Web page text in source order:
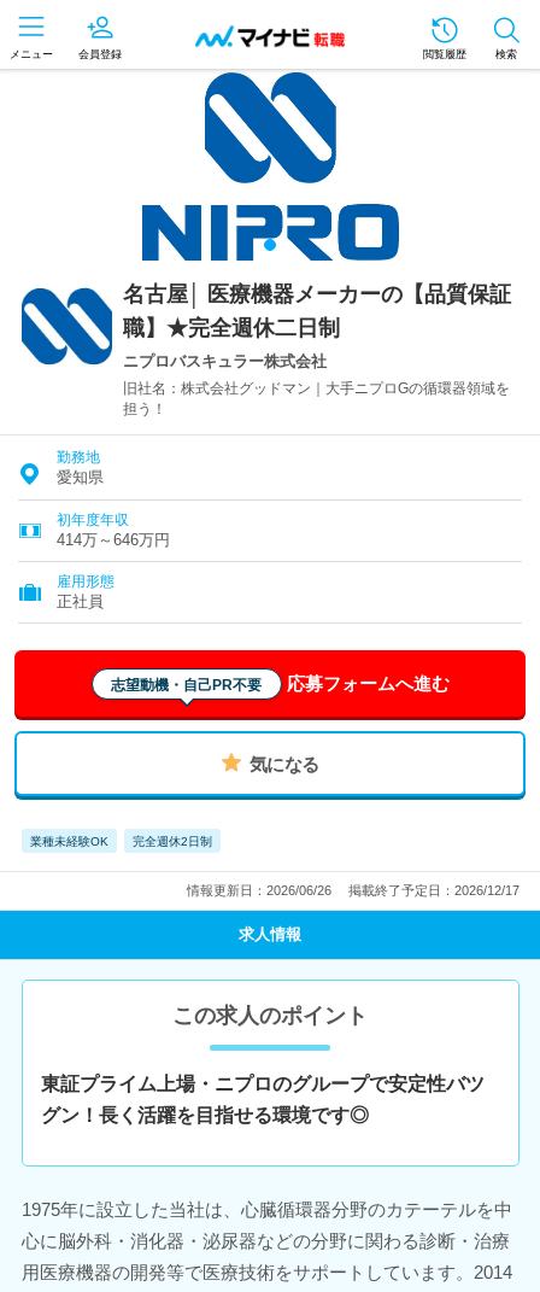
メニュー 会員登録 閲覧履歴 検索
名古屋│ 医療機器メーカーの【品質保証
職】★完全週休二日制
ニプロバスキュラー株式会社
旧社名：株式会社グッドマン｜大手ニプロGの循環器領域を
担う！
勤務地
愛知県
初年度年収
414万～646万円
雇用形態
正社員
志望動機・自己PR不要 応募フォームへ進む
気になる
業種未経験OK 完全週休2日制
情報更新日：2026/06/26 掲載終了予定日：2026/12/17
求人情報
この求人のポイント
東証プライム上場・ニプロのグループで安定性バツ
グン！長く活躍を目指せる環境です◎
1975年に設立した当社は、心臓循環器分野のカテーテルを中
心に脳外科・消化器・泌尿器などの分野に関わる診断・治療
用医療機器の開発等で医療技術をサポートしています。2014